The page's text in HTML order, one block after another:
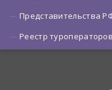
Представительства
Реестр туроператоров